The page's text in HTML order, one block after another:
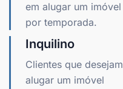
em alugar um imóvel
por temporada.
Inquilino
Clientes que desejam
alugar um imóvel